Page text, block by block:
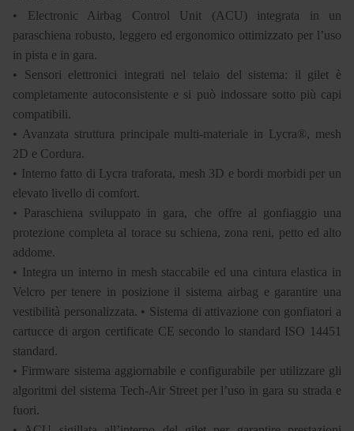
• Electronic Airbag Control Unit (ACU) integrata in un
paraschiena robusto, leggero ed ergonomico ottimizzato per l’uso
in pista e in gara.
• Sensori elettronici integrati nel telaio del sistema: il gilet è
completamente autoconsistente e si può indossare sotto più capi
compatibili.
• Avanzata struttura principale multi-materiale in Lycra®, mesh
2D e Cordura.
• Interno fatto di Lycra traforata, mesh 3D e bordi morbidi per un
elevato livello di comfort.
• Paraschiena sviluppato in gara, che offre al gonfiaggio una
protezione completa al torace su schiena, zona reni, petto ed alto
addome.
• Integra un interno in mesh staccabile ed una cintura elastica in
Velcro per tenere in posizione il sistema airbag e garantire una
vestibilità personalizzata. • Sistema di attivazione con gonfiatori a
cartucce di argon certificate CE secondo lo standard ISO 14451
standard.
• Firmware sistema aggiornabile e configurabile per utilizzare gli
algoritmi del sistema Tech-Air Street per l’uso in gara su strada e
fuori.